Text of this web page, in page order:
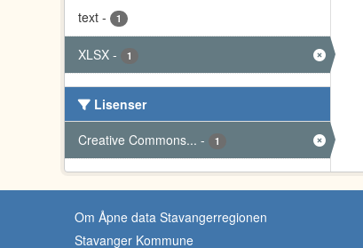
text - 1
XLSX - 1
Lisenser
Creative Commons... - 1
Om Åpne data Stavangerregionen
Stavanger Kommune